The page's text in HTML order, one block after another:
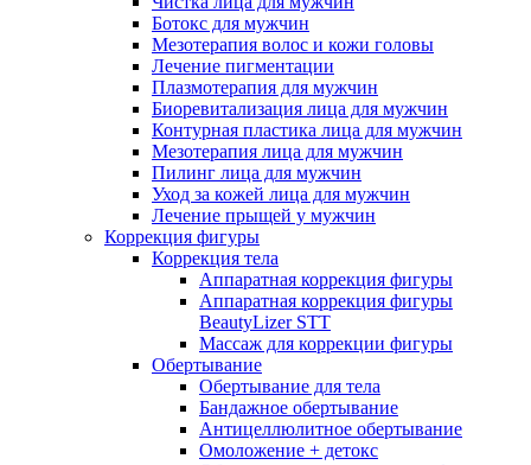
Ботокс для мужчин
Мезотерапия волос и кожи головы
Лечение пигментации
Плазмотерапия для мужчин
Биоревитализация лица для мужчин
Контурная пластика лица для мужчин
Мезотерапия лица для мужчин
Пилинг лица для мужчин
Уход за кожей лица для мужчин
Лечение прыщей у мужчин
Коррекция фигуры
Коррекция тела
Аппаратная коррекция фигуры
Аппаратная коррекция фигуры
BeautyLizer STT
Массаж для коррекции фигуры
Обертывание
Обертывание для тела
Бандажное обертывание
Антицеллюлитное обертывание
Омоложение + детокс